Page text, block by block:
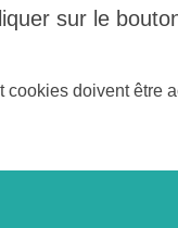
sur le
cookies doivent être